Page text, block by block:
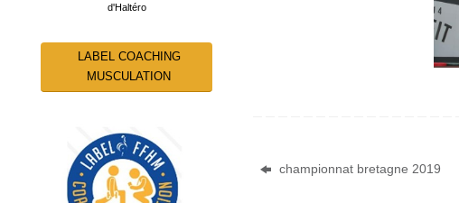
championnat bretagne 2019
d'Haltéro
LABEL COACHING
MUSCULATION